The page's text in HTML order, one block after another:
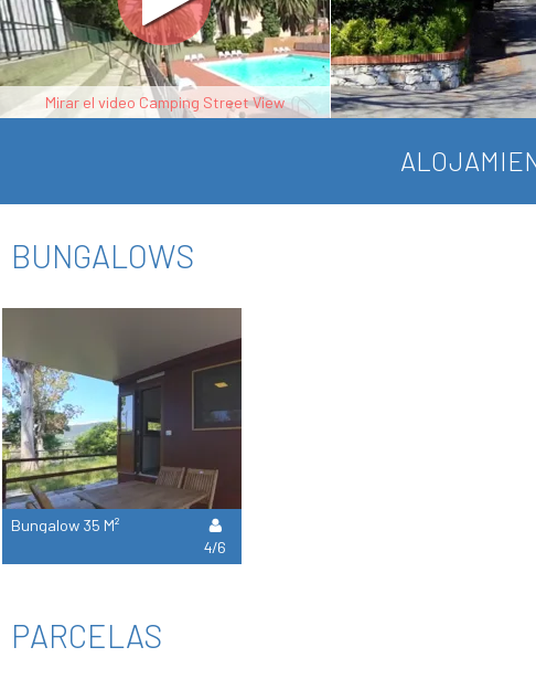
Mirar el video Camping Street View
BUNGALOWS
Bungalow 35 M²
4/6
PARCELAS